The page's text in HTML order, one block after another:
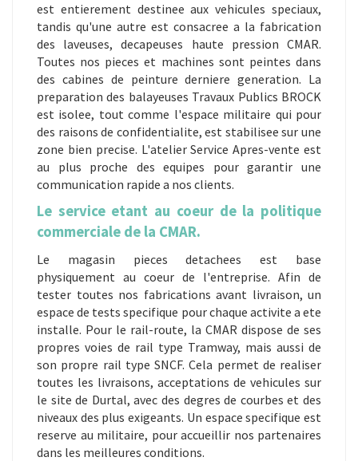
est entierement destinee aux vehicules speciaux,
tandis qu'une autre est consacree a la fabrication
des laveuses, decapeuses haute pression CMAR.
Toutes nos pieces et machines sont peintes dans
des cabines de peinture derniere generation. La
preparation des balayeuses Travaux Publics BROCK
est isolee, tout comme l'espace militaire qui pour
des raisons de confidentialite, est stabilisee sur une
zone bien precise. L'atelier Service Apres-vente est
au plus proche des equipes pour garantir une
communication rapide a nos clients.
Le service etant au coeur de la politique
commerciale de la CMAR.
Le magasin pieces detachees est base
physiquement au coeur de l'entreprise. Afin de
tester toutes nos fabrications avant livraison, un
espace de tests specifique pour chaque activite a ete
installe. Pour le rail-route, la CMAR dispose de ses
propres voies de rail type Tramway, mais aussi de
son propre rail type SNCF. Cela permet de realiser
toutes les livraisons, acceptations de vehicules sur
le site de Durtal, avec des degres de courbes et des
niveaux des plus exigeants. Un espace specifique est
reserve au militaire, pour accueillir nos partenaires
dans les meilleures conditions.